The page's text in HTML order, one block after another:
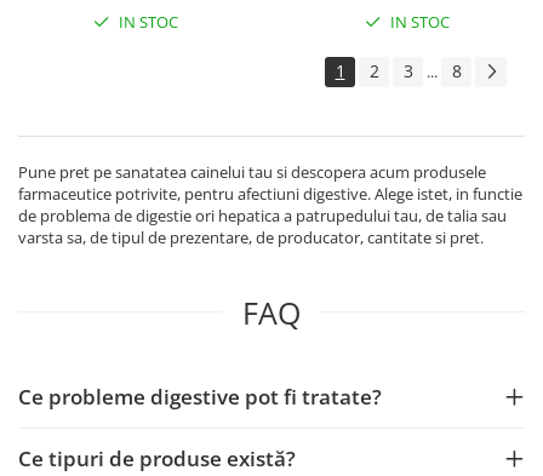
IN STOC IN STOC
1 2 3 ... 8
Pune pret pe sanatatea cainelui tau si descopera acum produsele
farmaceutice potrivite, pentru afectiuni digestive. Alege istet, in functie
de problema de digestie ori hepatica a patrupedului tau, de talia sau
varsta sa, de tipul de prezentare, de producator, cantitate si pret.
FAQ
Ce probleme digestive pot fi tratate?
Ce tipuri de produse există?